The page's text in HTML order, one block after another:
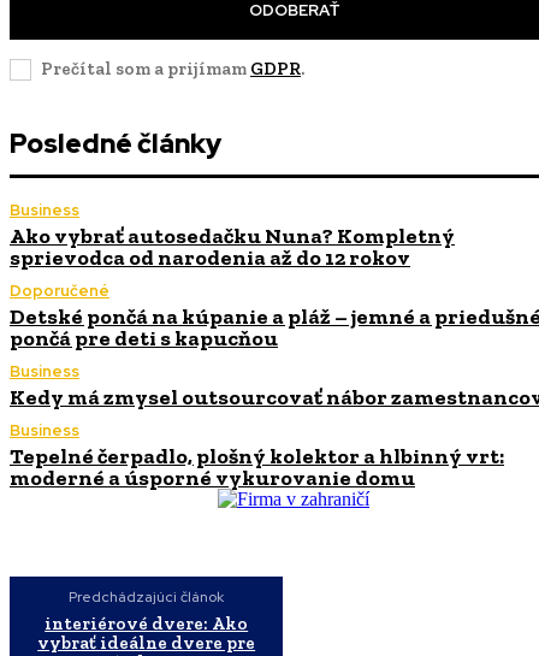
ODOBERAŤ
Prečítal som a prijímam GDPR.
Posledné články
Business
Ako vybrať autosedačku Nuna? Kompletný
sprievodca od narodenia až do 12 rokov
Doporučené
Detské pončá na kúpanie a pláž – jemné a
pončá pre deti s kapucňou
Business
Kedy má zmysel outsourcovať nábor
Business
Tepelné čerpadlo, plošný kolektor a hlbinný vrt:
moderné a úsporné vykurovanie domu
Predchádzajúci článok
interiérové dvere: Ako
vybrať ideálne dvere pre